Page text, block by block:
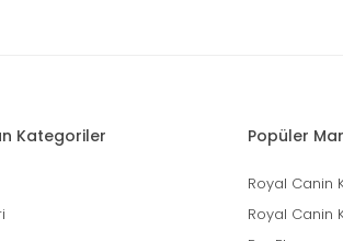
Kategoriler Popüler
Royal Canin
Royal Canin